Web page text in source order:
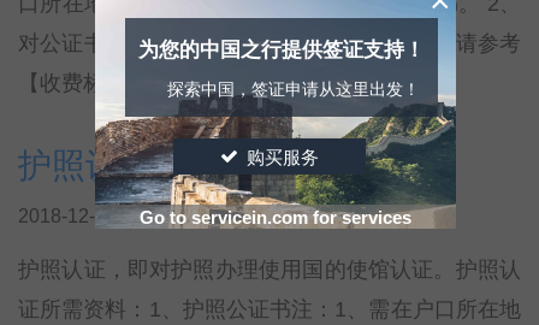
对公证书证词及翻译，不同大使馆要求不同，请参考
【收费标准
护照认证，护照使馆认证
2018-12-03
护照认证，即对护照办理使用国的使馆认证。护照认
证所需资料：1、护照公证书注：1、需在户口所在地
为您的中国之行提供签证支持！
探索中国，签证申请从这里出发！
购买服务
Go to servicein.com for services